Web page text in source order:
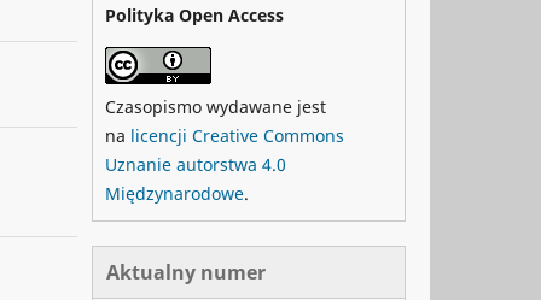
Polityka Open Access
Czasopismo wydawane jest
na licencji Creative Commons
Uznanie autorstwa 4.0
Międzynarodowe.
Aktualny numer